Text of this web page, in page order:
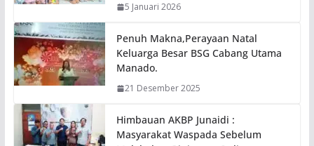
5 Januari 2026
Penuh Makna,Perayaan Natal
Keluarga Besar BSG Cabang Utama
Manado.
21 Desember 2025
Himbauan AKBP Junaidi :
Masyarakat Waspada Sebelum